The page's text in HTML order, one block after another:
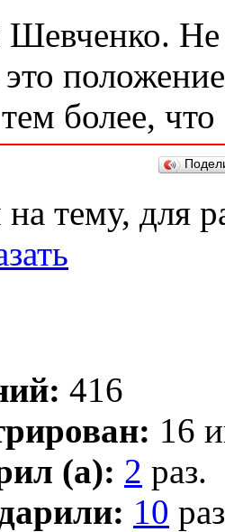
Не
это
более,
тему, для
416
16
(а): 2 раз.
10